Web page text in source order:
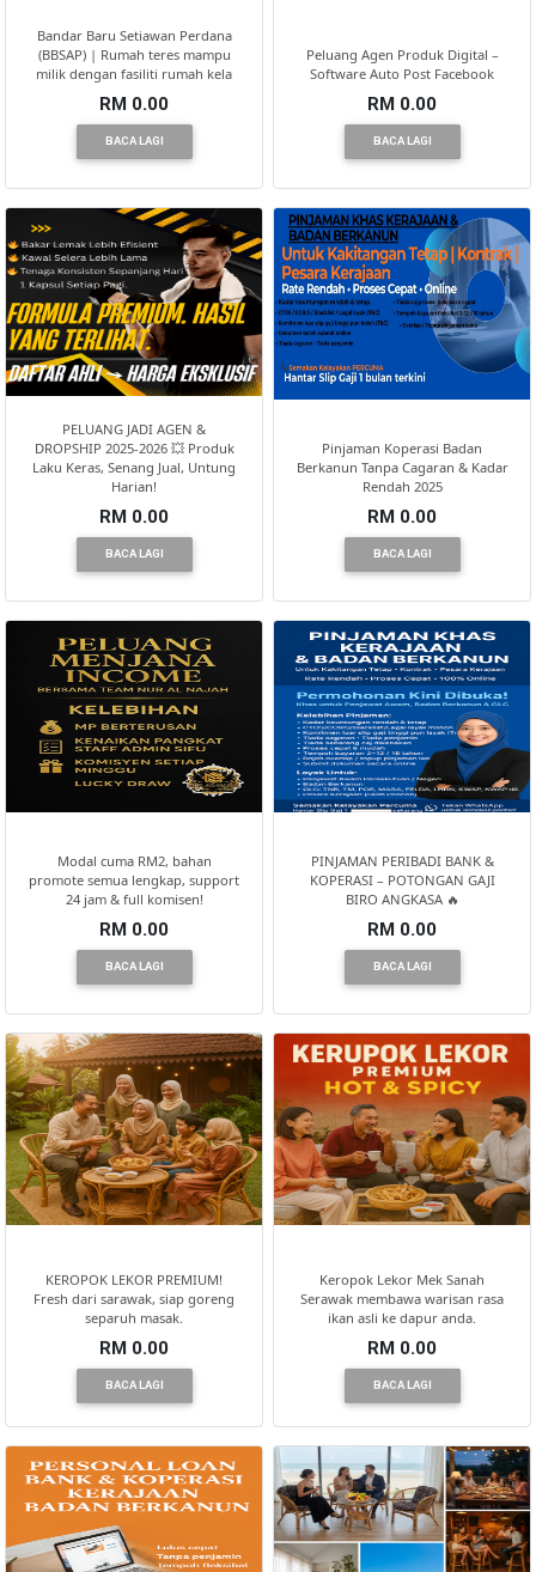
Bandar Baru Setiawan Perdana
(BBSAP) | Rumah teres mampu
milik dengan fasiliti rumah kela
RM 0.00
BACA LAGI
Peluang Agen Produk Digital –
Software Auto Post Facebook
RM 0.00
BACA LAGI
PELUANG JADI AGEN &
DROPSHIP 2025-2026 💥 Produk
Laku Keras, Senang Jual, Untung
Harian!
RM 0.00
BACA LAGI
Pinjaman Koperasi Badan
Berkanun Tanpa Cagaran & Kadar
Rendah 2025
RM 0.00
BACA LAGI
Modal cuma RM2, bahan
promote semua lengkap, support
24 jam & full komisen!
RM 0.00
BACA LAGI
PINJAMAN PERIBADI BANK &
KOPERASI – POTONGAN GAJI
BIRO ANGKASA 🔥
RM 0.00
BACA LAGI
KEROPOK LEKOR PREMIUM!
Fresh dari sarawak, siap goreng
separuh masak.
RM 0.00
BACA LAGI
Keropok Lekor Mek Sanah
Serawak membawa warisan rasa
ikan asli ke dapur anda.
RM 0.00
BACA LAGI